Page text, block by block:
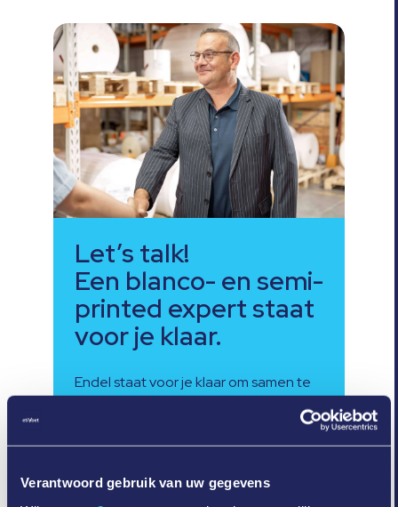
Verantwoord gebruik van uw gegevens
Let’s talk!
Een blanco- en semi-
printed expert staat
voor je klaar.
Endel staat voor je klaar om samen te
jouw product en productieproces.
Neem gerust contact op voor